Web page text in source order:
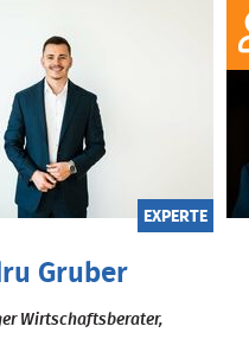
EXPERTE
Gruber
Wirtschaftsberater,